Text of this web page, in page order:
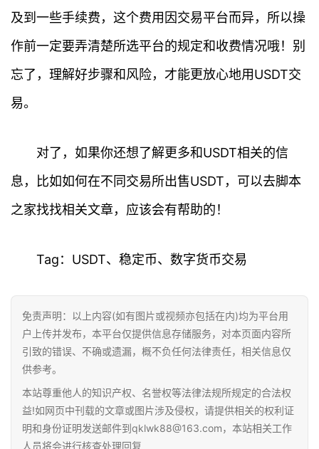
及到一些手续费，这个费用因交易平台而异，所以操
作前一定要弄清楚所选平台的规定和收费情况哦！别
忘了，理解好步骤和风险，才能更放心地用USDT交
易。
对了，如果你还想了解更多和USDT相关的信
息，比如如何在不同交易所出售USDT，可以去脚本
之家找找相关文章，应该会有帮助的！
Tag：USDT、稳定币、数字货币交易
免责声明：以上内容(如有图片或视频亦包括在内)均为平台用
户上传并发布，本平台仅提供信息存储服务，对本页面内容所
引致的错误、不确或遗漏，概不负任何法律责任，相关信息仅
供参考。
本站尊重他人的知识产权、名誉权等法律法规所规定的合法权
益!如网页中刊载的文章或图片涉及侵权，请提供相关的权利证
明和身份证明发送邮件到qklwk88@163.com，本站相关工作
人员将会进行核查处理回复